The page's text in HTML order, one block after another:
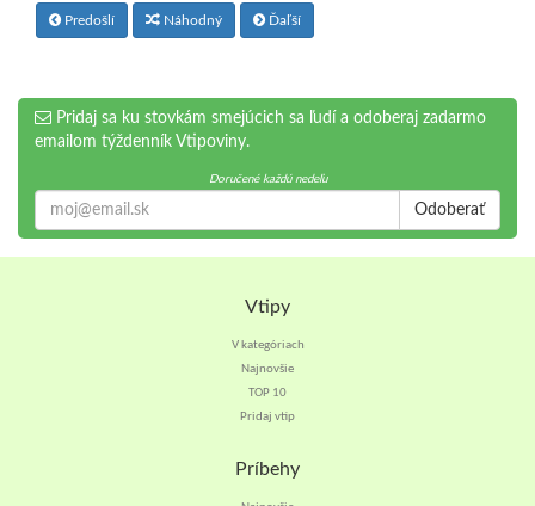
Predošlí Náhodný Ďaľší
Pridaj sa ku stovkám smejúcich sa ľudí a odoberaj zadarmo
emailom týždenník Vtipoviny.
Doručené každú nedeľu
Odoberať
Vtipy
V kategóriach
Najnovšie
TOP 10
Pridaj vtip
Príbehy